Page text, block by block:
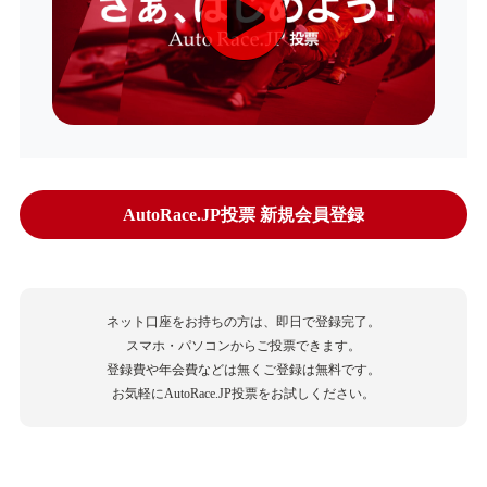
AutoRace.JP投票 新規会員登録
ネット口座をお持ちの方は、即日で登録完了。
スマホ・パソコンからご投票できます。
登録費や年会費などは無くご登録は無料です。
お気軽にAutoRace.JP投票をお試しください。